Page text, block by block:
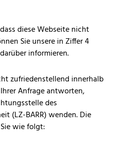
diese Webseite nicht
Sie unsere in Ziffer 4
informieren.
zufriedenstellend innerhalb
Anfrage antworten,
des
(LZ-BARR) wenden. Die
wie folgt: